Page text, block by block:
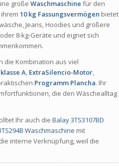
großeWaschmaschine für den
ihrem10 kg Fassungsvermögen bietet
Jeans, Hoodies und größere
8-kg-Geräte und eignet sich
die Kombination aus viel
A, ExtraSilencio-Motor,
Programm Plancha. Ihr
die den Wäschealltag
Ihr auch dieBalay 3TS3107BD
Waschmaschine mit
interne Verknüpfung, weil die